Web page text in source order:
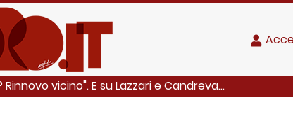
Rinnovo vicino". E su Lazzari e Candreva...